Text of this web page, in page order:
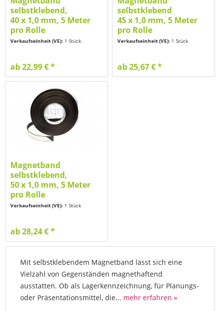
selbstklebend,
40 x 1,0 mm, 5 Meter
pro Rolle
Verkaufseinheit (VE): 1 Stück
ab 22,99 € *
selbstklebend
45 x 1,0 mm, 5 Meter
pro Rolle
Verkaufseinheit (VE): 1 Stück
ab 25,67 € *
Magnetband
selbstklebend,
50 x 1,0 mm, 5 Meter
pro Rolle
Verkaufseinheit (VE): 1 Stück
ab 28,24 € *
Mit selbstklebendem Magnetband lässt sich eine
Vielzahl von Gegenständen magnethaftend
ausstatten. Ob als Lagerkennzeichnung, für Planungs-
oder Präsentationsmittel, die... mehr erfahren »